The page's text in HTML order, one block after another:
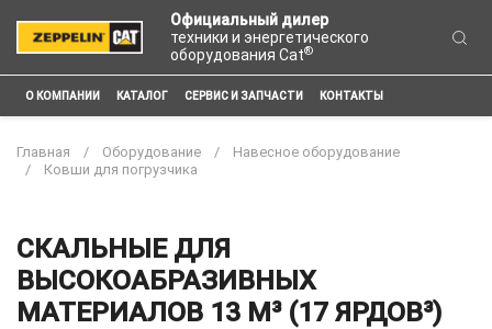
Официальный дилер
техники и энергетического
оборудования Cat®
О КОМПАНИИ КАТАЛОГ СЕРВИС И ЗАПЧАСТИ КОНТАКТЫ
Главная Оборудование
Навесное оборудование
Ковши для погрузчика
СКАЛЬНЫЕ ДЛЯ
ВЫСОКОАБРАЗИВНЫХ
МАТЕРИАЛОВ 13 М³ (17 ЯРДОВ³)